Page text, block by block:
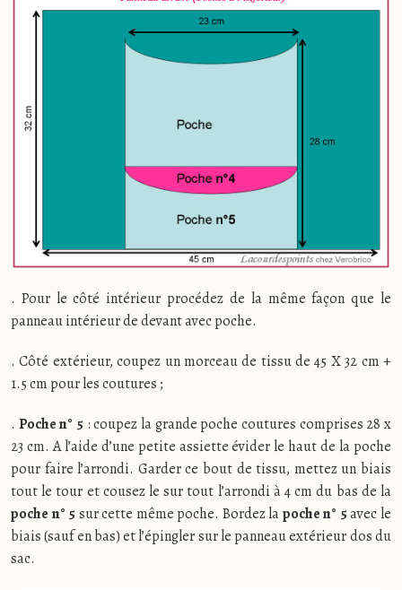
. Pour le côté intérieur procédez de la même façon que le
panneau intérieur de devant avec poche.
. Côté extérieur, coupez un morceau de tissu de 45 X 32 cm +
1.5 cm pour les coutures ;
. Poche n° 5 : coupez la grande poche coutures comprises 28 x
23 cm. A l’aide d’une petite assiette évider le haut de la poche
pour faire l’arrondi. Garder ce bout de tissu, mettez un biais
tout le tour et cousez le sur tout l’arrondi à 4 cm du bas de la
poche n° 5sur cette même poche. Bordez lapoche n° 5avec le
biais (sauf en bas) et l’épingler sur le panneau extérieur dos du
sac.